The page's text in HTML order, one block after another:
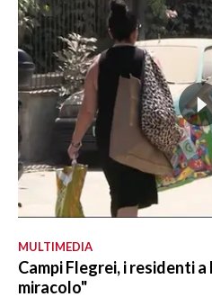
MULTIMEDIA
Campi Flegrei, i residenti
miracolo"